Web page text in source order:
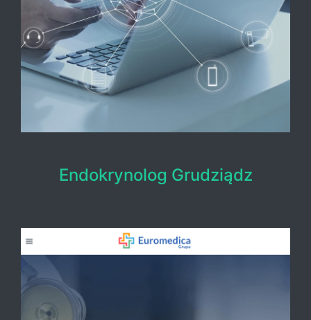
Endokrynolog Grudziądz